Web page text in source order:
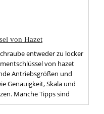
von Hazet
entweder zu locker
von hazet
Antriebsgrößen und
Genauigkeit, Skala und
Manche Tipps sind